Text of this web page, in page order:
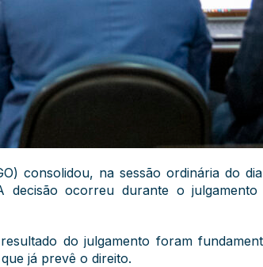
consolidou, na sessão ordinária do
decisão ocorreu durante o
do julgamento foram
já prevê o direito.